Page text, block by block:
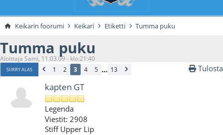
Keikarin foorumi Keikari Etiketti Tumma puku
Tumma puku
Aloittaja Sami, 11.03.09 - klo:21:40
SIIRRY ALAS 1 2 3 4 5 ... 13 Tulosta
kapten GT
Legenda
Viestit: 2908
Stiff Upper Lip